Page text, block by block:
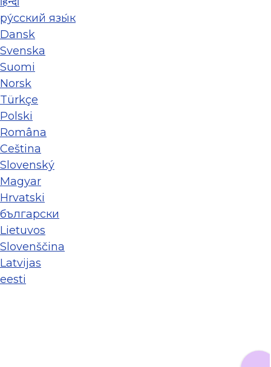
ру́сский язы́к
Dansk
Svenska
Suomi
Norsk
Türkçe
Polski
Româna
Ceština
Slovenský
Magyar
Hrvatski
български
Lietuvos
Slovenščina
Latvijas
eesti